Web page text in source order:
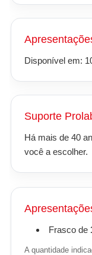
Disponível em:
Suporte
Há mais de 40
você a escolher.
Frasco de
A quantidade